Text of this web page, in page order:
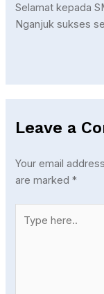
Selamat kepada
Nganjuk sukses
Leave a
Your email
are marked*
here..